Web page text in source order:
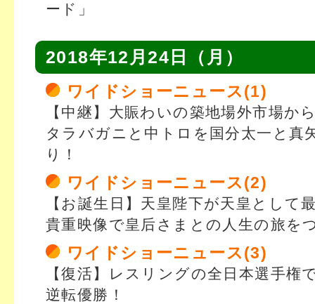
ード」
2018年12月24日（月）
ワイドショーニュース(1)
【中継】大賑わいの築地場外市場か
タラバガニと中トロを国分太一と真
り！
ワイドショーニュース(2)
【お誕生日】天皇陛下が天皇として
貴重映像で皇后さまとの人生の旅を
ワイドショーニュース(3)
【復活】レスリングの全日本選手権
逆転優勝！